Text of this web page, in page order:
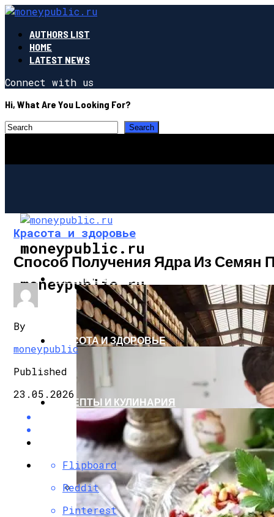
AUTHORS LIST
HOME
LATEST NEWS
Connect with us
Hi, What Are You Looking For?
moneypublic.ru
moneypublic.ru
СТРОИТЕЛЬСТВО И РЕМОНТ
Деревянные Панно И Настенные
КРАСОТА И ЗДОРОВЬЕ
РЕЦЕПТЫ И КУЛИНАРИЯ
Красота и здоровье
Способ Получения Ядра Из Семян
By
moneypublic
Published
23.05.2026
Flipboard
Reddit
Pinterest